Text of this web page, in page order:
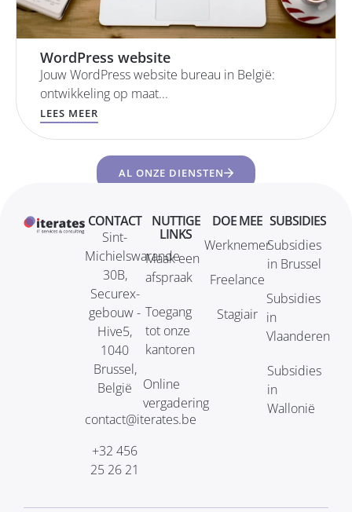
WordPress website
Jouw WordPress website bureau in België:
ontwikkeling op maat...
LEES MEER
AL ONZE DIENSTEN
CONTACT
Sint-
Michielswarande
30B,
Securex-
gebouw -
Hive5,
1040
Brussel,
België
contact@iterates.be
+32 456
25 26 21
NUTTIGE
LINKS
Maak een
afspraak
Toegang
tot onze
kantoren
Online
vergadering
DOE MEE
Werknemer
Freelance
Stagiair
SUBSIDIES
Subsidies
in Brussel
Subsidies
in
Vlaanderen
Subsidies
in
Wallonië